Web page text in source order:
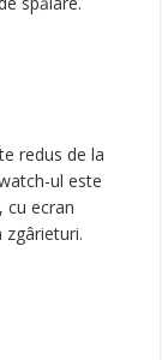
redus de la
ul este
cu ecran
zgârieturi.